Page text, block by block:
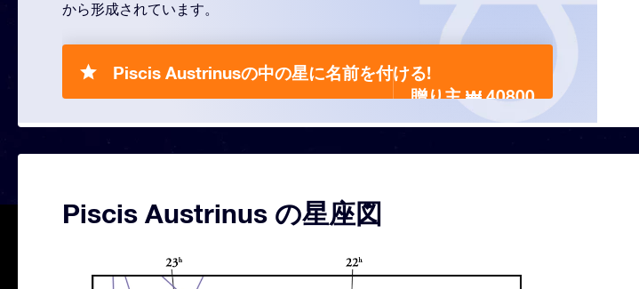
から形成されています。
Piscis Austrinusの中の星に名前を付ける!
贈り主 ₩ 40800
Piscis Austrinus の星座図